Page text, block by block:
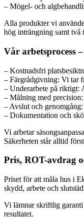
– Mögel- och
Alla produkter vi
hög inträngning samt två
Vår arbetsprocess
– Kostnadsfri
– Färgrådgivning: Vi tar
– Underarbete på riktigt:
– Målning med
– Avslut och
– Dokumentation och
Vi arbetar
Säkerheten står alltid
Pris, ROT-avdrag
Priset för att måla hus i
skydd, arbete och
Vi lämnar skriftlig garanti
resultatet.